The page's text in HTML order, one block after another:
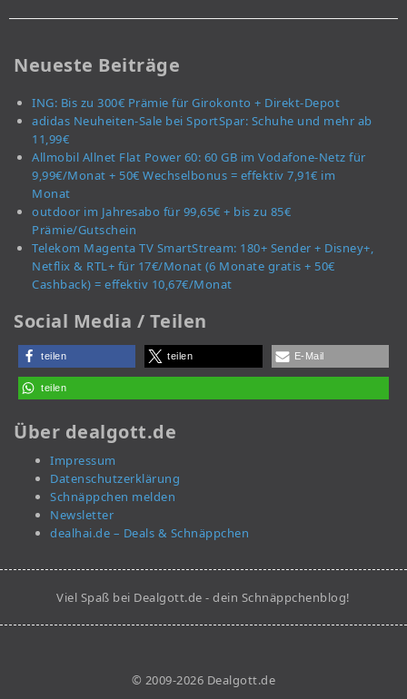
Neueste Beiträge
ING: Bis zu 300€ Prämie für Girokonto + Direkt-Depot
adidas Neuheiten-Sale bei SportSpar: Schuhe und mehr ab
11,99€
Allmobil Allnet Flat Power 60: 60 GB im Vodafone-Netz für
9,99€/Monat + 50€ Wechselbonus = effektiv 7,91€ im
Monat
outdoor im Jahresabo für 99,65€ + bis zu 85€
Prämie/Gutschein
Telekom Magenta TV SmartStream: 180+ Sender + Disney+,
Netflix & RTL+ für 17€/Monat (6 Monate gratis + 50€
Cashback) = effektiv 10,67€/Monat
Social Media / Teilen
teilen teilen E-Mail
teilen
Über dealgott.de
Impressum
Datenschutzerklärung
Schnäppchen melden
Newsletter
dealhai.de – Deals & Schnäppchen
Viel Spaß bei Dealgott.de - dein Schnäppchenblog!
© 2009-2026 Dealgott.de